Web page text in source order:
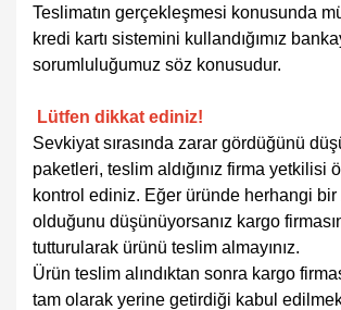
Teslimatın gerçekleşmesi konusunda
kredi kartı sistemini kullandığımız
sorumluluğumuz söz konusudur.
Lütfen dikkat ediniz!
Sevkiyat sırasında zarar gördüğünü
paketleri, teslim aldığınız firma yetkilisi
kontrol ediniz. Eğer üründe herhangi bir
olduğunu düşünüyorsanız kargo
tutturularak ürünü teslim almayınız.
Ürün teslim alındıktan sonra kargo
tam olarak yerine getirdiği kabul